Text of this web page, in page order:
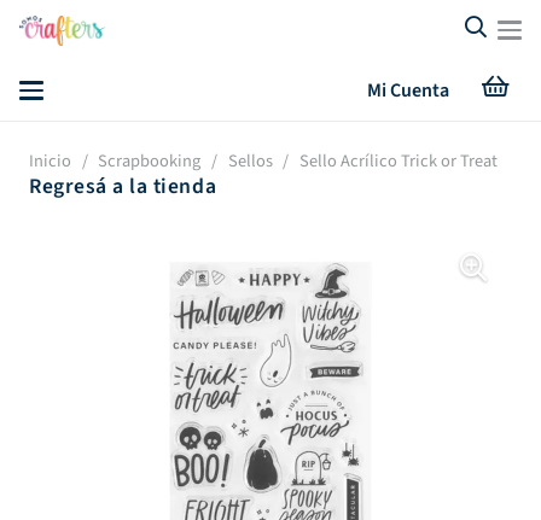
Mi Cuenta
Inicio / Scrapbooking / Sellos / Sello Acrílico Trick or Treat
Regresá a la tienda